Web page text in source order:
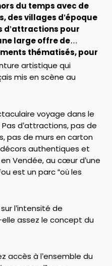
du temps avec de
des villages d’époque
d’attractions pour
large offre de
thématisés, pour
artistique qui
mis en scène au
voyage dans le
d’attractions, pas de
pas de murs en carton
authentiques et
Vendée, au cœur d’une
est un parc “où les
l’intensité de
assez le concept du
accès à l’ensemble du